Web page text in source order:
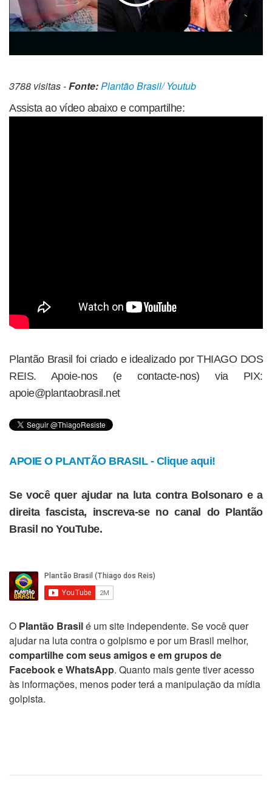
3788 visitas -Fonte:Plantão Brasil/ Youtub
Assista ao vídeo abaixo e compartilhe:
Plantão Brasil foi criado e idealizado por THIAGO DOS
REIS. Apoie-nos (e contacte-nos) via PIX:
apoie@plantaobrasil.net
APOIE O PLANTÃO BRASIL - Clique aqui!
Se você quer ajudar na luta contra Bolsonaro e a
direita fascista, inscreva-se no canal do Plantão
Brasil no YouTube.
O Plantão Brasilé um site independente. Se você quer
ajudar na luta contra o golpismo e por um Brasil melhor,
compartilhe com seus amigos e em grupos de
Facebook e WhatsApp. Quanto mais gente tiver acesso
às informações, menos poder terá a manipulação da mídia
golpista.